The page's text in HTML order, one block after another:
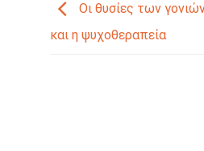
Οι θυσίες των
και η ψυχοθεραπεία